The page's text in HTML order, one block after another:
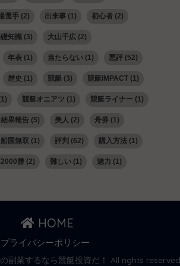
選手 (2) 出来事 (1) 初心者 (2)
知識 (3) 大山千広 (2)
年表 (1) 当たらない (1) 悪評 (52)
歴史 (1) 競艇 (3) 競艇IMPACT (1)
競艇オニアツ (1) 競艇ライナー (1)
結果報告 (5) 美人 (2) 舟券 (1)
船国無双 (1) 評判 (62) 購入方法 (1)
勝 (2) 難しい (1) 魅力 (1)
HOME
プライバシーポリシー
副業するなら競艇投資だ！ All rights